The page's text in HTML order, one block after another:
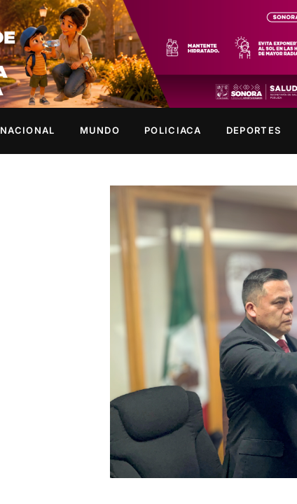
NACIONAL MUNDO POLICIACA DEPORTES